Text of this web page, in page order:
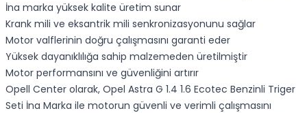
İna marka yüksek kalite üretim sunar
Krank mili ve eksantrik mili senkronizasyonunu sağlar
Motor valflerinin doğru çalışmasını garanti eder
Yüksek dayanıklılığa sahip malzemeden üretilmiştir
Motor performansını ve güvenliğini artırır
Opell Center olarak, Opel Astra G 1.4 1.6 Ecotec Benzinli Triger
Seti İna Marka ile motorun güvenli ve verimli çalışmasını